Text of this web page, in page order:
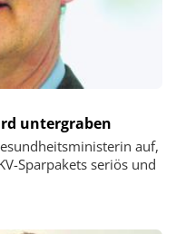
untergraben
auf,
Sparpakets seriös und